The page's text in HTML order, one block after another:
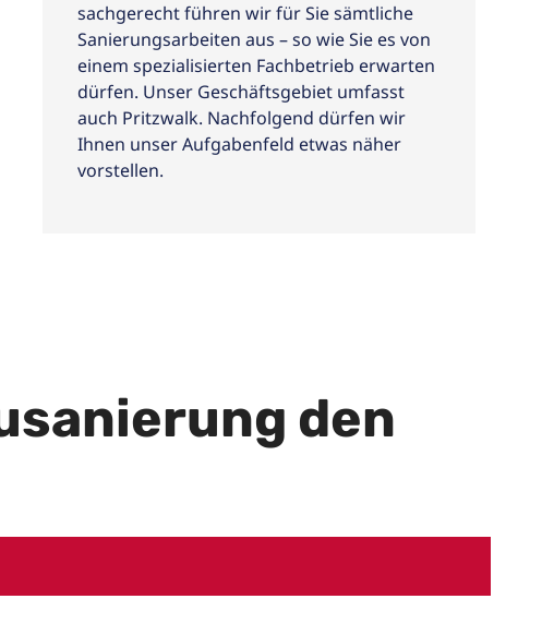
sachgerecht führen wir für Sie sämtliche
Sanierungsarbeiten aus – so wie Sie es von
einem spezialisierten Fachbetrieb erwarten
dürfen. Unser Geschäftsgebiet umfasst
auch Pritzwalk. Nachfolgend dürfen wir
Ihnen unser Aufgabenfeld etwas näher
vorstellen.
den